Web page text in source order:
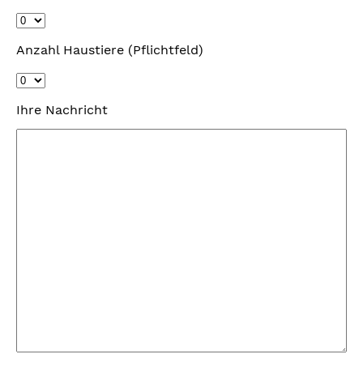
Anzahl Haustiere (Pflichtfeld)
Ihre Nachricht